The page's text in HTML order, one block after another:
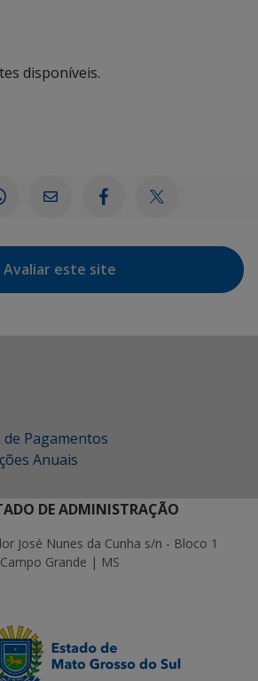
disponíveis.
Avaliar este site
Pagamentos
Anuais
DE ADMINISTRAÇÃO
José Nunes da Cunha s/n - Bloco 1
Grande | MS